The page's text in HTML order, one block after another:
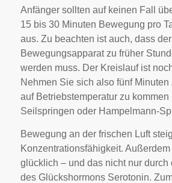
Anfänger sollten auf keinen Fall
15 bis 30 Minuten Bewegung pro
aus. Zu beachten ist auch, dass
Bewegungsapparat zu früher
werden muss. Der Kreislauf ist
Nehmen Sie sich also fünf
auf Betriebstemperatur zu kommen
Seilspringen oder Hampelmann-
Bewegung an der frischen Luft
Konzentrationsfähigkeit.
glücklich – und das nicht nur durch
des Glückshormons Serotonin.